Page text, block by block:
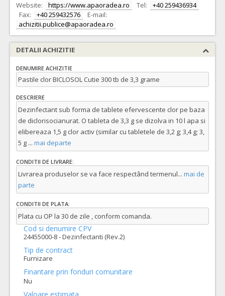
Website:
https://www.apaoradea.ro Tel:
+40 259436934
Fax:
+40 259432576
E-mail:
achizitii.publice@apaoradea.ro
DETALII ACHIZITIE
DENUMIRE ACHIZITIE
Pastile clor BICLOSOL Cutie 300 tb de 3,3 grame
DESCRIERE
Dezinfectant sub forma de tablete efervescente clor pe baza
de diclorisocianurat. O tableta de 3,3 g se dizolva in 10 l apa si
elibereaza 1,5 g clor activ (similar cu tabletele de 3,2 g; 3,4 g; 3,
5 g ... mai departe
CONDITII DE LIVRARE:
Livrarea produselor se va face respectând termenul... mai de
parte
CONDITII DE PLATA:
Plata cu OP la 30 de zile , conform comanda.
Cod si denumire CPV
24455000-8 - Dezinfectanti (Rev.2)
Tip de contract
Furnizare
Finantare prin fonduri comunitare
Nu
Valoare estimata